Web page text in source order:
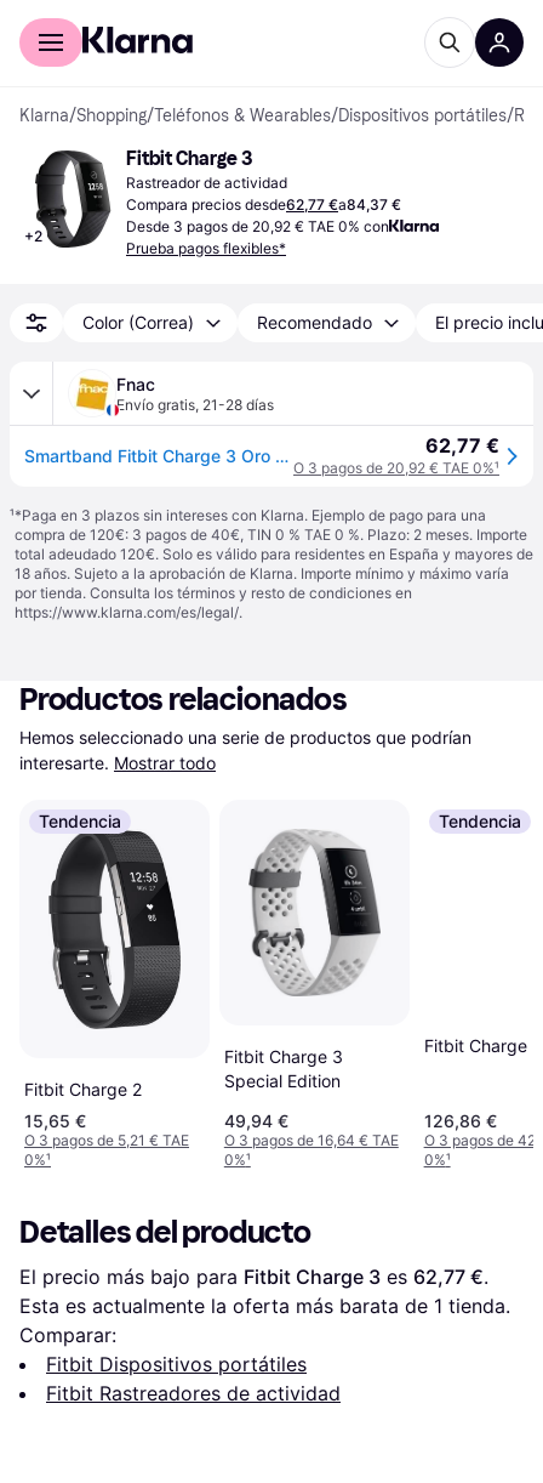
Comprar con Klarna
Klarna/Shopping/Teléfonos & Wearables/Dispositivos portátiles/
+2
Fitbit Charge 3
Rastreador de actividad
Compara precios desde62,77 €a84,37 €
Desde 3 pagos de 20,92 € TAE 0% con
Prueba pagos flexibles*
Color (Correa) Recomendado El precio
Fnac
Envío gratis, 21-28 días
Smartband Fitbit Charge 3 Oro Rosa/gris Azulado 62,77 €
O 3 pagos de 20,92 € TAE 0%¹
¹*Paga en 3 plazos sin intereses con Klarna. Ejemplo de pago para una
compra de 120€: 3 pagos de 40€, TIN 0 % TAE 0 %. Plazo: 2 meses. Importe
total adeudado 120€. Solo es válido para residentes en España y mayores de
18 años. Sujeto a la aprobación de Klarna. Importe mínimo y máximo varía
por tienda. Consulta los términos y resto de condiciones en
https://www.klarna.com/es/legal/.
Productos relacionados
Hemos seleccionado una serie de productos que podrían
interesarte. Mostrar todo
Tendencia
Fitbit Charge 2
15,65 €
O 3 pagos de 5,21 € TAE
0%¹
Fitbit Charge 3
Special Edition
49,94 €
O 3 pagos de 16,64 € TAE
0%¹
Tendencia
Fitbit Charge 5
126,86 €
O 3 pagos de
0%¹
Detalles del producto
El precio más bajo para Fitbit Charge 3 es 62,77 €.
Esta es actualmente la oferta más barata de 1 tienda.
Comparar:
Fitbit Dispositivos portátiles
Fitbit Rastreadores de actividad